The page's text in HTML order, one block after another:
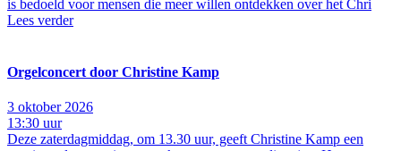
is bedoeld voor mensen die meer willen ontdekken over het Chri
Lees verder
Orgelconcert door Christine Kamp
3 oktober 2026
13:30 uur
Deze zaterdagmiddag, om 13.30 uur, geeft Christine Kamp een